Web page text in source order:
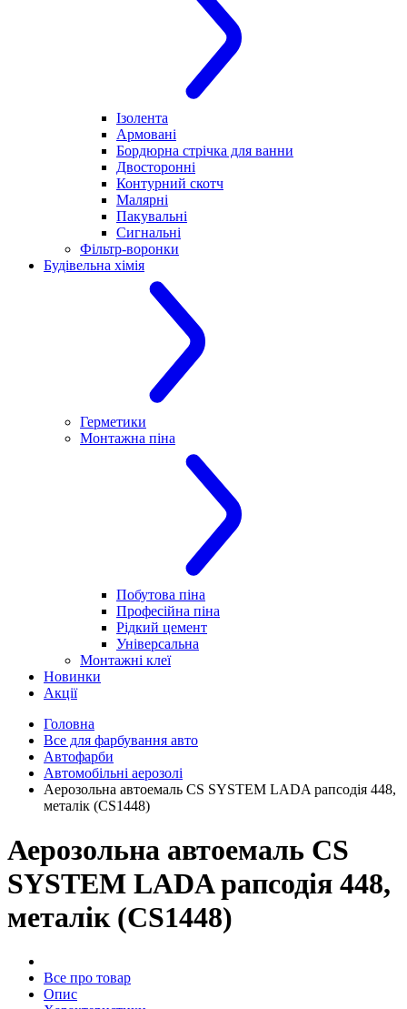
Ізолента
Армовані
Бордюрна стрічка для ванни
Двосторонні
Контурний скотч
Малярні
Пакувальні
Сигнальні
Фільтр-воронки
Будівельна хімія
Герметики
Монтажна піна
Побутова піна
Професійна піна
Рідкий цемент
Універсальна
Монтажні клеї
Новинки
Акції
Головна
Все для фарбування авто
Автофарби
Автомобільні аерозолі
Аерозольна автоемаль CS SYSTEM LADA рапсодія 448,
металік (CS1448)
Аерозольна автоемаль CS
SYSTEM LADA рапсодія 448,
металік (CS1448)
Все про товар
Опис